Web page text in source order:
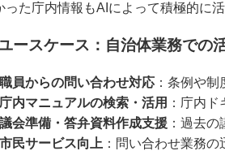
った庁内情報もAIによって積極的に
ースケース：自治体業務での
職員からの問い合わせ対応 ：条例や
庁内マニュアルの検索・活用 ：庁内
議会準備・答弁資料作成支援 ：過去
市民サービス向上 ：問い合わせ業務